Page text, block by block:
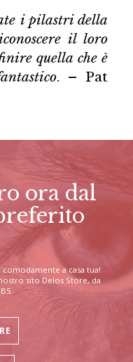
i pilastri della
il loro
quella che è
. – Pat
ora dal
a casa tua!
sito Delos Store, da